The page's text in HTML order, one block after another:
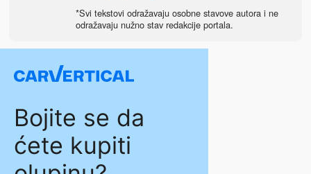
*Svi tekstovi odražavaju osobne stavove autora i ne
odražavaju nužno stav redakcije portala.